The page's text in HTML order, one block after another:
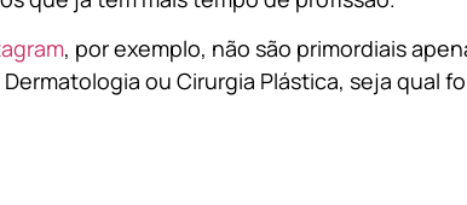
, por exemplo, não são primordiais
ou Cirurgia Plástica, seja qual